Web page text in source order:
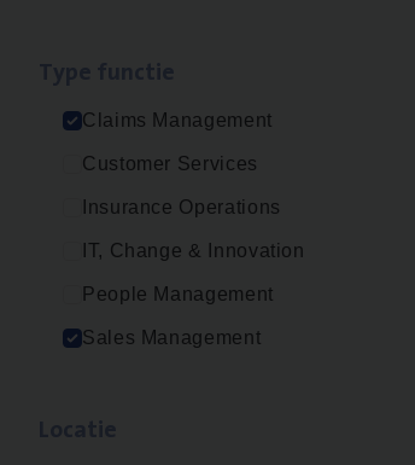
Claims Management
Customer Services
Insurance Operations
IT, Change & Innovation
People Management
Sales Management